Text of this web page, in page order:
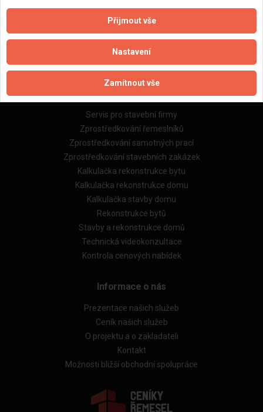
Obchodní podmínky (zprostředkování)
Obchodní podmínky (rozpočtování)
Reference
Naše služby
Servis pro stavební firmy
Zprostředkování řemeslníků
Zprostředkování samotných prací
Zprostředkování stavebních zakázek
Kalkulačka rekonstrukce bytu
Kalkulačka rekonstrukce domu
Kalkulačka stavby domu
Rekonstrukce bytů
Stavby a rekonstrukce domů
Technická videokonzultace
Kontrola cenových nabídek
Informace o nás
Prezentace našich služeb
Ceník našich služeb
O projektu a o zakladateli
Kontakt
Možnosti bližší obchodní spolupráce
Přijmout vše
Nastavení
Zamítnout vše